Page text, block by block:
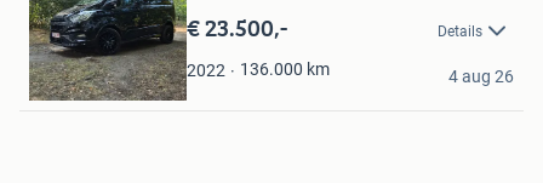
Mijn
Favorieten€ 23.500,- Details
2022 136.000 km
Peter
Biervliet
4 aug 26